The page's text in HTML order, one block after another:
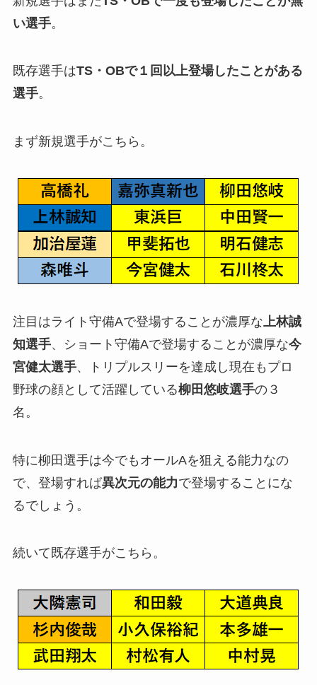
い選手。
既存選手はTS・OBで１回以上登場したことがある
選手。
まず新規選手がこちら。
注目はライト守備Aで登場することが濃厚な 上林誠
知選手、ショート守備Aで登場することが濃厚な今
宮健太選手、トリプルスリーを達成し現在もプロ
野球の顔として活躍している柳田悠岐選手の３
名。
特に柳田選手は今でもオールAを狙える能力なの
で、登場すれば異次元の能力で登場することにな
るでしょう。
続いて既存選手がこちら。